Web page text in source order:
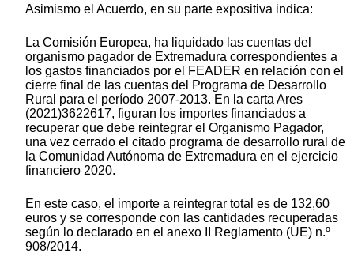
Asimismo el Acuerdo, en su parte expositiva indica:
La Comisión Europea, ha liquidado las cuentas del
organismo pagador de Extremadura correspondientes a
los gastos financiados por el FEADER en relación con el
cierre final de las cuentas del Programa de Desarrollo
Rural para el período 2007-2013. En la carta Ares
(2021)3622617, figuran los importes financiados a
recuperar que debe reintegrar el Organismo Pagador,
una vez cerrado el citado programa de desarrollo rural de
la Comunidad Autónoma de Extremadura en el ejercicio
financiero 2020.
En este caso, el importe a reintegrar total es de 132,60
euros y se corresponde con las cantidades recuperadas
según lo declarado en el anexo II Reglamento (UE) n.º
908/2014.